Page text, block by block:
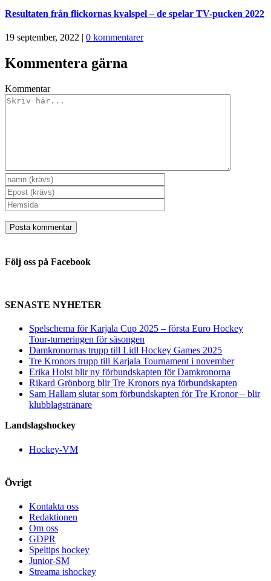
Resultaten från flickornas kvalspel – de spelar TV-pucken 2022
19 september, 2022 | 0 kommentarer
Kommentera gärna
Kommentar
Följ oss på Facebook
SENASTE NYHETER
Spelschema för Karjala Cup 2025 – första Euro Hockey
Tour-turneringen för säsongen
Damkronornas trupp till Lidl Hockey Games 2025
Tre Kronors trupp till Karjala Tournament i november
Erika Holst blir ny förbundskapten för Damkronorna
Rikard Grönborg blir Tre Kronors nya förbundskapten
Sam Hallam slutar som förbundskapten för Tre Kronor – blir
klubblagstränare
Landslagshockey
Hockey-VM
Övrigt
Kontakta oss
Redaktionen
Om oss
GDPR
Speltips hockey
Junior-SM
Streama ishockey